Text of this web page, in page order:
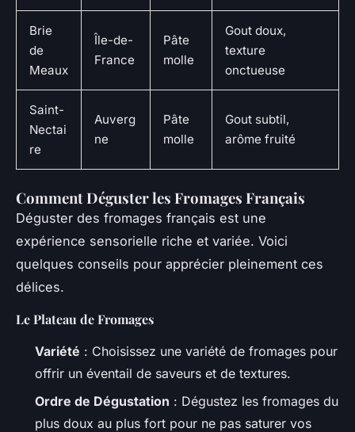
Brie
de
Meaux
Île-de-
France
Pâte
molle
Gout doux,
texture
onctueuse
Saint-
Nectai
re
Auverg
ne
Pâte
molle
Gout subtil,
arôme fruité
Comment Déguster les Fromages Français
Déguster des fromages français est une
expérience sensorielle riche et variée. Voici
quelques conseils pour apprécier pleinement ces
délices.
Le Plateau de Fromages
Variété : Choisissez une variété de fromages pour
offrir un éventail de saveurs et de textures.
Ordre de Dégustation : Dégustez les fromages du
plus doux au plus fort pour ne pas saturer vos